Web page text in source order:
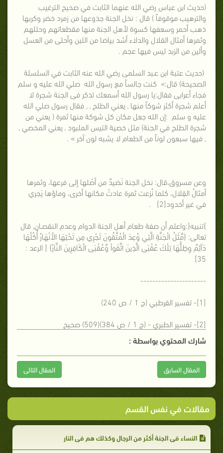
(حديث ابن عباس رضي الله عنهما الثابت في صحيح الترغيب
والترهيب موقوفاً ) قال : نخل الجنة جذوعها من زمرد خضر وكربها
ذهب أحمر وسعفها كسوة لأهل الجنة منها مقطعاتهم وحللهم
وثمرها أمثال القلال والدلاء أشد بياضا من اللبن وأحلى من العسل
وألين من الزبد ليس فيها عجم .
(حديث عتبة ابن عـبد السلمى رضي الله عنه الثابت في السلسلة
الصحيحة) قال:» كنت جالساً مع رسول الله صلي الله عليه و سلم
فجاء أعرابى فقال:يا رسول الله أسمعك تذكر فى الجنة شجرة لا
أعلم شجرة أكثر شوكاً منها ـ يعني الطلح ـ , فقال رسول صلي الله
عليه و سلم :إن الله جعل مكان كل شوكة منها ثمرة ( يعني من
شجرة الطلح في الجنة) مثل خصية التيس الملبود ـ يعني المخصي ـ
, فيها سبعون لوناً من الطعام لا يشبه لون آخر » .
وعن مسروق،قال: نخل الجنة نَضيدٌ من أصْلها إلى فرعها، وثمرها
أمثالُ القِلال، كلما نُزعت ثمرة عادتْ مكانها أخرى، وماؤها يَجري
في غير أخدود[2] .
}تنبيه{:واعلم أن صفة طعام أهل الجنة الدوام وعدم النقصـان, قال
تعالى: {مَّثَلُ الْجَنَّةِ الَّتِي وُعِدَ الْمُتَّقُونَ تَجْرِي مِن تَحْتِهَا الأَنْهَارُ أُكُلُهَا
دَآئِمٌ وِظِلُّهَا تِلْكَ عُقْبَى الَّذِينَ اتَّقَواْ وَّعُقْبَى الْكَافِرِينَ النَّارُ} [ الرعد :
35]
----------------------
[1]- تفسير القرطبي (ج 1 / ص 240)
[2]- تفسير الطبري - (ج 1 / ص 384)(509) صحيح
شارك المحتوي بواسطة :
المقال السابق المقال التالى
مقالات في نفس القسم
النساء في الجنة أكثر من الرجال وكذلك هم في النار